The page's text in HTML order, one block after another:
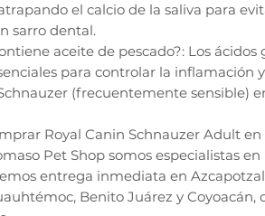
el calcio de la saliva para
sarro dental.
aceite de pescado?: Los ácidos
para controlar la inflamación
(frecuentemente sensible)
Royal Canin Schnauzer Adult en
Pet Shop somos especialistas
entrega inmediata en
Benito Juárez y Coyoacán,